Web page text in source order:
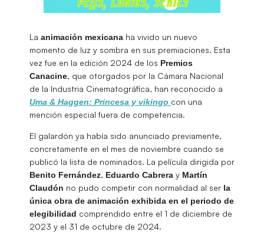
La animación mexicana ha vivido un nuevo
momento de luz y sombra en sus premiaciones. Esta
vez fue en la edición 2024 de los Premios
Canacine, que otorgados por la Cámara Nacional
de la Industria Cinematográfica, han reconocido a
Uma & Haggen: Princesa y vikingo con una
mención especial fuera de competencia.
El galardón ya había sido anunciado previamente,
concretamente en el mes de noviembre cuando se
publicó la lista de nominados. La película dirigida por
Benito Fernández, Eduardo Cabrera y Martín
Claudón no pudo competir con normalidad al ser la
única obra de animación exhibida en el periodo de
elegibilidad comprendido entre el 1 de diciembre de
2023 y el 31 de octubre de 2024.